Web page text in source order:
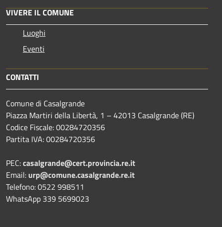
VIVERE IL COMUNE
Luoghi
Eventi
CONTATTI
Comune di Casalgrande
Piazza Martiri della Libertà, 1 – 42013 Casalgrande (RE)
Codice Fiscale: 00284720356
Partita IVA: 00284720356
PEC:casalgrande@cert.provincia.re.it
Email: urp@comune.casalgrande.re.it
Telefono: 0522 998511
WhatsApp 339 5699023